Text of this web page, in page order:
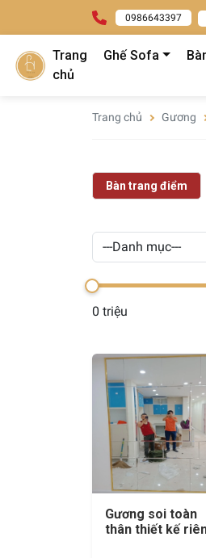
0986643397
Trang
chủ
Ghế Sofa
Trang chủ Gương
Bàn trang điểm
0 triệu
Gương soi toàn
thân thiết kế